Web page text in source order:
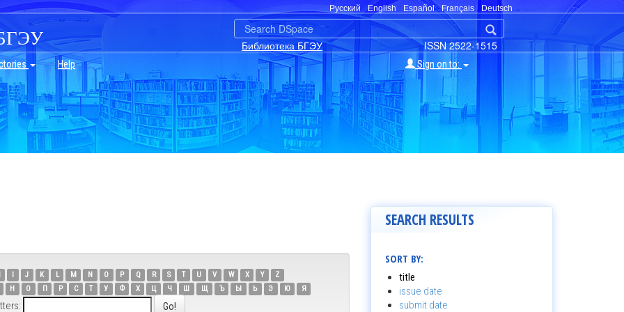
Русский English Español Français Deutsch
ISSN 2522-1515
Библиотека БГЭУ
Help Sign on to:
I J K L M N O P Q R S T U V W X Y
Z
Н О П Р С Т У Ф Х Ц Ч Ш Щ Ъ Ы Ь Э Ю Я
SEARCH RESULTS
SORT BY:
title
issue date
submit date